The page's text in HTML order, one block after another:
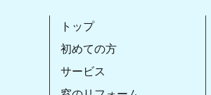
トップ
初めての方
サービス